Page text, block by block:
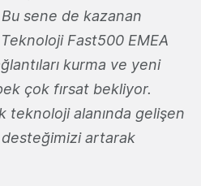
sene de kazanan
Fast500 EMEA
kurma ve yeni
çok fırsat bekliyor.
teknoloji alanında gelişen
artarak